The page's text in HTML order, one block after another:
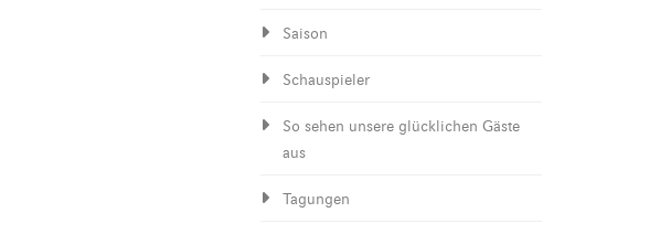
Saison
Schauspieler
So sehen unsere glücklichen Gäste
aus
Tagungen